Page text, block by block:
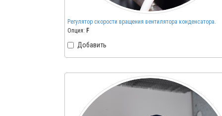
Регулятор скорости вращения вентилятора конденсатора.
Опция: F
Добавить